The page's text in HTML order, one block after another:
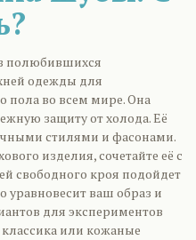
полюбившихся
одежды для
пола во всем мире. Она
защиту от холода. Её
стилями и фасонами.
изделия, сочетайте её с
свободного кроя подойдет
уравновесит ваш образ и
для экспериментов
или кожаные